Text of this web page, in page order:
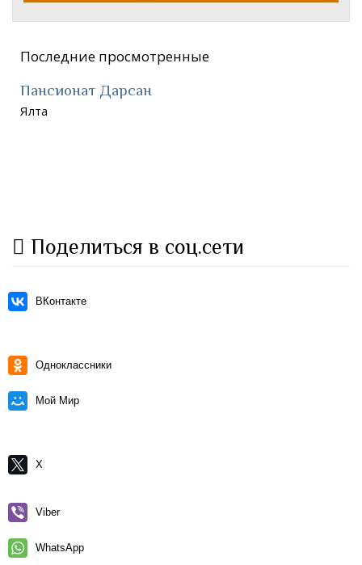
Последние просмотренные
Пансионат Дарсан
Ялта
Поделиться в соц.сети
ВКонтакте
Одноклассники
Мой Мир
X
Viber
WhatsApp